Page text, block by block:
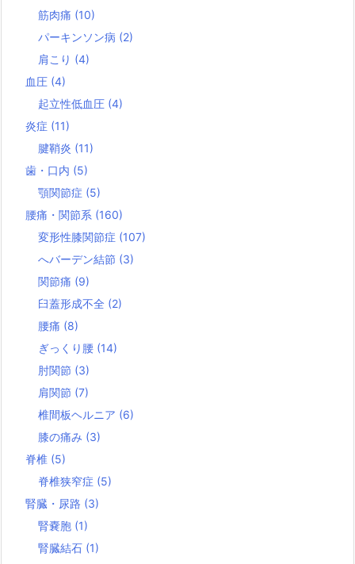
筋肉痛 (10)
パーキンソン病 (2)
肩こり (4)
血圧 (4)
起立性低血圧 (4)
炎症 (11)
腱鞘炎 (11)
歯・口内 (5)
顎関節症 (5)
腰痛・関節系 (160)
変形性膝関節症 (107)
へバーデン結節 (3)
関節痛 (9)
臼蓋形成不全 (2)
腰痛 (8)
ぎっくり腰 (14)
肘関節 (3)
肩関節 (7)
椎間板ヘルニア (6)
膝の痛み (3)
脊椎 (5)
脊椎狭窄症 (5)
腎臓・尿路 (3)
腎嚢胞 (1)
腎臓結石 (1)